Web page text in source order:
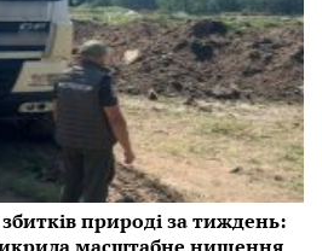
природі за тиждень: